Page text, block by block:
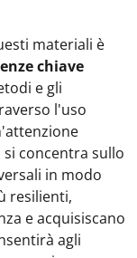
materiali è
chiave
e gli
l'uso
concentra sullo
in modo
resilienti,
e acquisiscano
agli